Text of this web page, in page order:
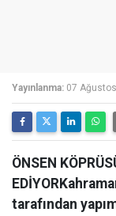
Yayınlanma: 07
ÖNSEN
tarafından